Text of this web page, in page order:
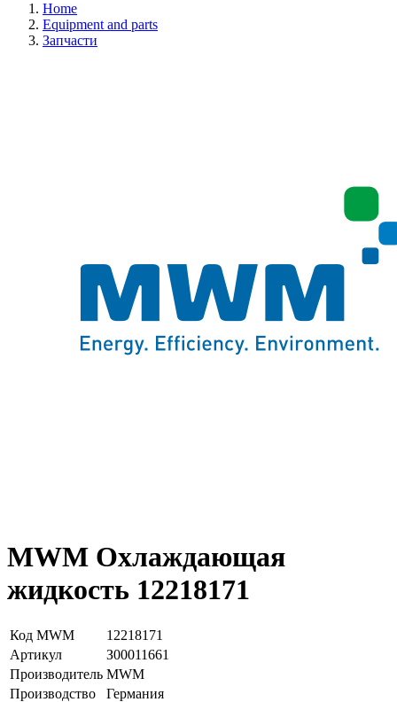
Home
Equipment and parts
Запчасти
MWM Охлаждающая
жидкость 12218171
Код MWM
12218171
Артикул
З00011661
Производитель MWM
Производство
Германия